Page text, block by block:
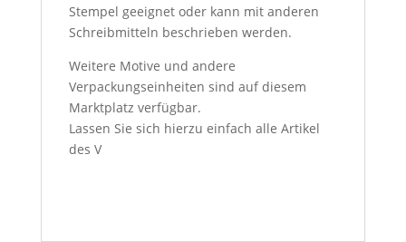
Stempel geeignet oder kann mit anderen
Schreibmitteln beschrieben werden.
Weitere Motive und andere
Verpackungseinheiten sind auf diesem
Marktplatz verfügbar.
Lassen Sie sich hierzu einfach alle Artikel
des V